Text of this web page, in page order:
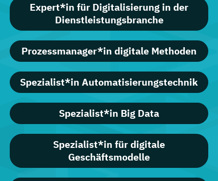
Expert*in für Digitalisierung in der
Dienstleistungsbranche
Prozessmanager*in digitale Methoden
Spezialist*in Automatisierungstechnik
Spezialist*in Big Data
Spezialist*in für digitale
Geschäftsmodelle